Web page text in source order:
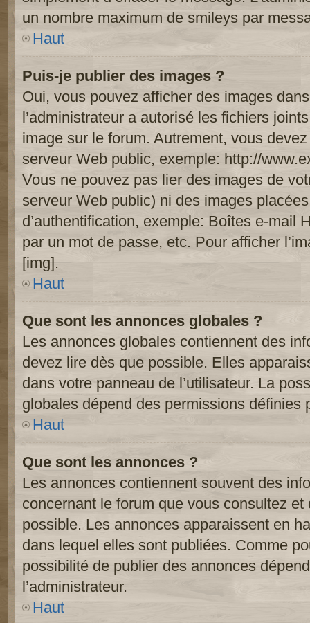
un nombre maximum de smileys par
Haut
Puis-je publier des images ?
Oui, vous pouvez afficher des images
l’administrateur a autorisé les fichiers
image sur le forum. Autrement, vous
serveur Web public, exemple: http://
Vous ne pouvez pas lier des images de
serveur Web public) ni des images
d’authentification, exemple: Boîtes e-mail
par un mot de passe, etc. Pour afficher
[img].
Haut
Que sont les annonces globales ?
Les annonces globales contiennent des
devez lire dès que possible. Elles
dans votre panneau de l’utilisateur. La
globales dépend des permissions définies
Haut
Que sont les annonces ?
Les annonces contiennent souvent des
concernant le forum que vous consultez
possible. Les annonces apparaissent en
dans lequel elles sont publiées. Comme
possibilité de publier des annonces
l’administrateur.
Haut